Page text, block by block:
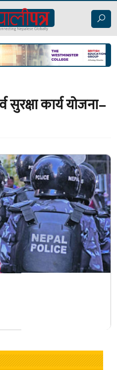
कार्य योजना–
चार हजार प्रहरी